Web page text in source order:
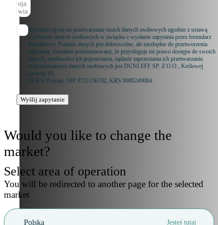
Wyrażam zgodę na przetwarzanie moich danych osobowych zgodnie z ustawą
o ochronie danych osobowych w związku z wysłanie zapytania przez formularz
kontaktowy. Podanie danych jest dobrowolne, ale niezbędne do przetworzenia
zapytania. Zostałem poinformowany, że przysługuje mi prawo dostępu do swoich
danych, możliwości ich poprawiania, żądanie zaprzestania ich przetwarzania.
Administratorem danych osobowych jest DUNI EFF SP. Z O.O., Królowej
Jadwigi 43,
61-872 Poznań, NIP 9721136792, KRS 0000249084.
Wyślij zapytanie
Would you like to change the
market?
Select area of operation
You will be redirected to another page for the selected
market
Polska Jesteś tutaj